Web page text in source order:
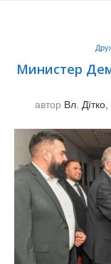
Министер
автор Вл.